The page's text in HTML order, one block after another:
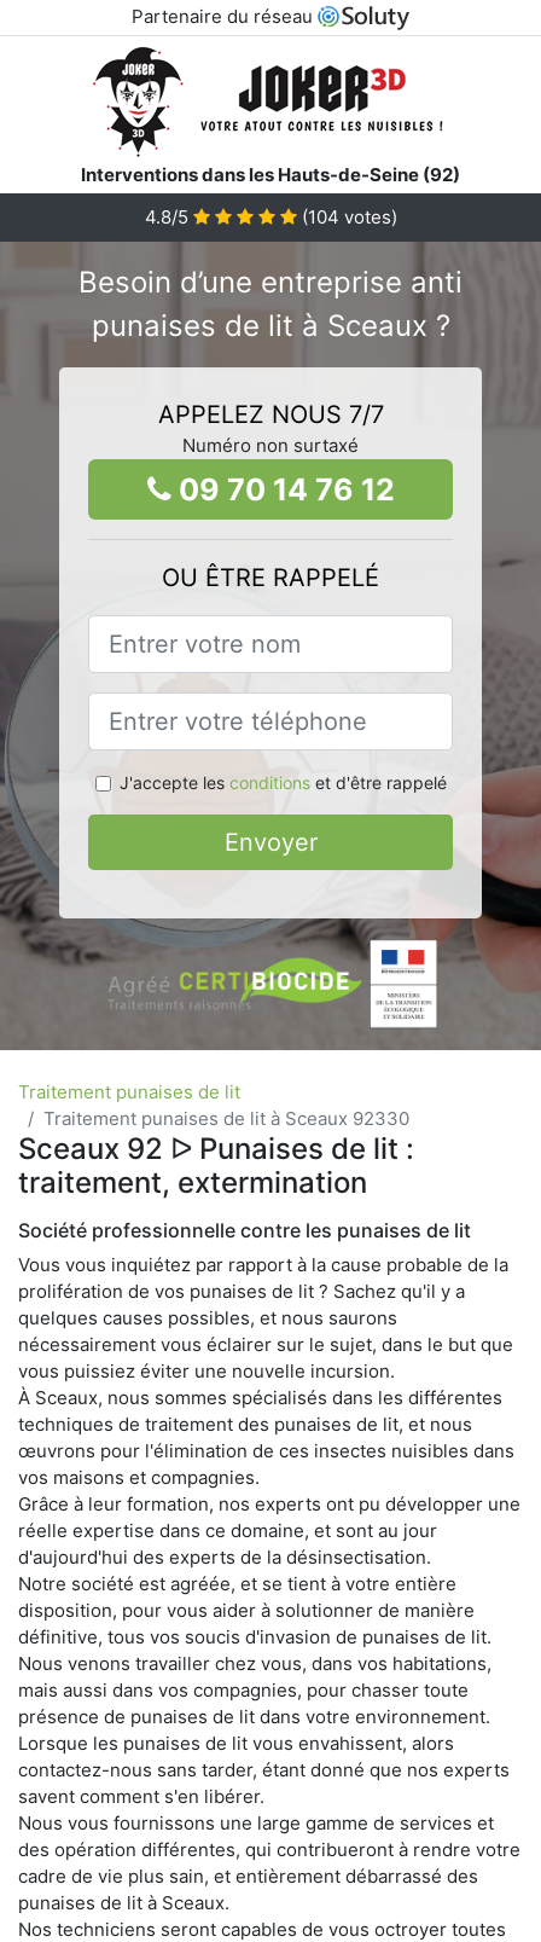
Partenaire du réseau
Interventions dans les Hauts-de-Seine (92)
4.8/5
(104 votes)
Besoin d’une entreprise anti
punaises de lit à Sceaux ?
APPELEZ NOUS 7/7
Numéro non surtaxé
09 70 14 76 12
OU ÊTRE RAPPELÉ
J'accepte les conditionset d'être rappelé
Envoyer
Traitement punaises de lit
Traitement punaises de lit à Sceaux 92330
Sceaux 92 ᐅ Punaises de lit :
traitement, extermination
Société professionnelle contre les punaises de lit
Vous vous inquiétez par rapport à la cause probable de la
prolifération de vos punaises de lit ? Sachez qu'il y a
quelques causes possibles, et nous saurons
nécessairement vous éclairer sur le sujet, dans le but que
vous puissiez éviter une nouvelle incursion.
À Sceaux, nous sommes spécialisés dans les différentes
techniques de traitement des punaises de lit, et nous
œuvrons pour l'élimination de ces insectes nuisibles dans
vos maisons et compagnies.
Grâce à leur formation, nos experts ont pu développer une
réelle expertise dans ce domaine, et sont au jour
d'aujourd'hui des experts de la désinsectisation.
Notre société est agréée, et se tient à votre entière
disposition, pour vous aider à solutionner de manière
définitive, tous vos soucis d'invasion de punaises de lit.
Nous venons travailler chez vous, dans vos habitations,
mais aussi dans vos compagnies, pour chasser toute
présence de punaises de lit dans votre environnement.
Lorsque les punaises de lit vous envahissent, alors
contactez-nous sans tarder, étant donné que nos experts
savent comment s'en libérer.
Nous vous fournissons une large gamme de services et
des opération différentes, qui contribueront à rendre votre
cadre de vie plus sain, et entièrement débarrassé des
punaises de lit à Sceaux.
Nos techniciens seront capables de vous octroyer toutes